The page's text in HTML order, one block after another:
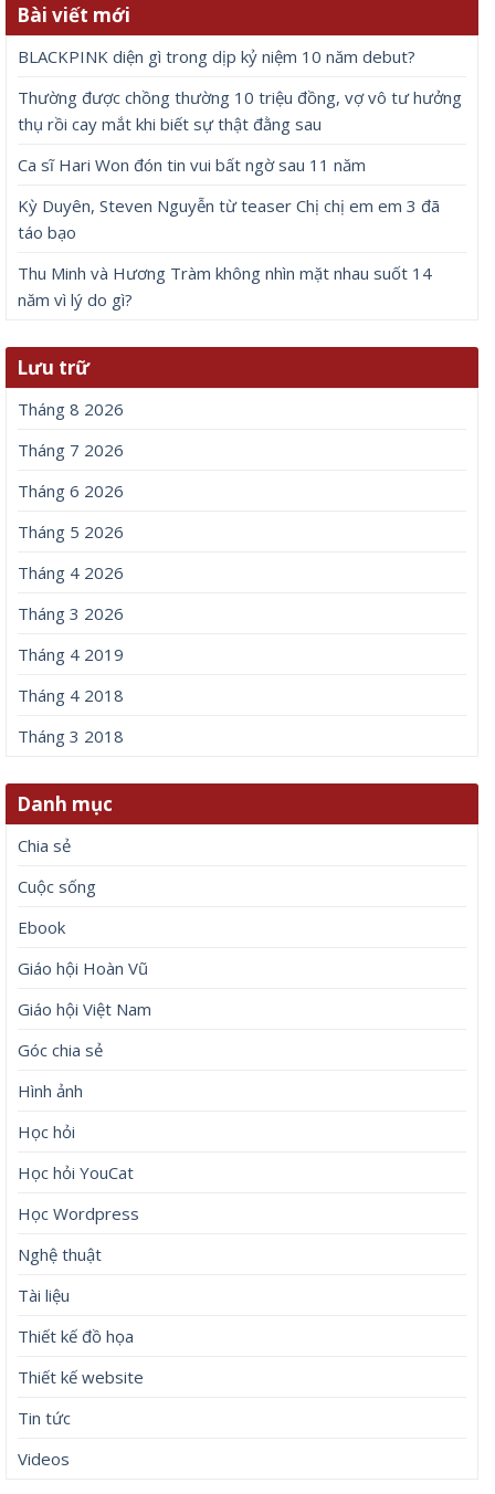
Bài viết mới
BLACKPINK diện gì trong dịp kỷ niệm 10 năm debut?
Thường được chồng thường 10 triệu đồng, vợ vô tư hưởng
thụ rồi cay mắt khi biết sự thật đằng sau
Ca sĩ Hari Won đón tin vui bất ngờ sau 11 năm
Kỳ Duyên, Steven Nguyễn từ teaser Chị chị em em 3 đã
táo bạo
Thu Minh và Hương Tràm không nhìn mặt nhau suốt 14
năm vì lý do gì?
Lưu trữ
Tháng 8 2026
Tháng 7 2026
Tháng 6 2026
Tháng 5 2026
Tháng 4 2026
Tháng 3 2026
Tháng 4 2019
Tháng 4 2018
Tháng 3 2018
Danh mục
Chia sẻ
Cuộc sống
Ebook
Giáo hội Hoàn Vũ
Giáo hội Việt Nam
Góc chia sẻ
Hình ảnh
Học hỏi
Học hỏi YouCat
Học Wordpress
Nghệ thuật
Tài liệu
Thiết kế đồ họa
Thiết kế website
Tin tức
Videos